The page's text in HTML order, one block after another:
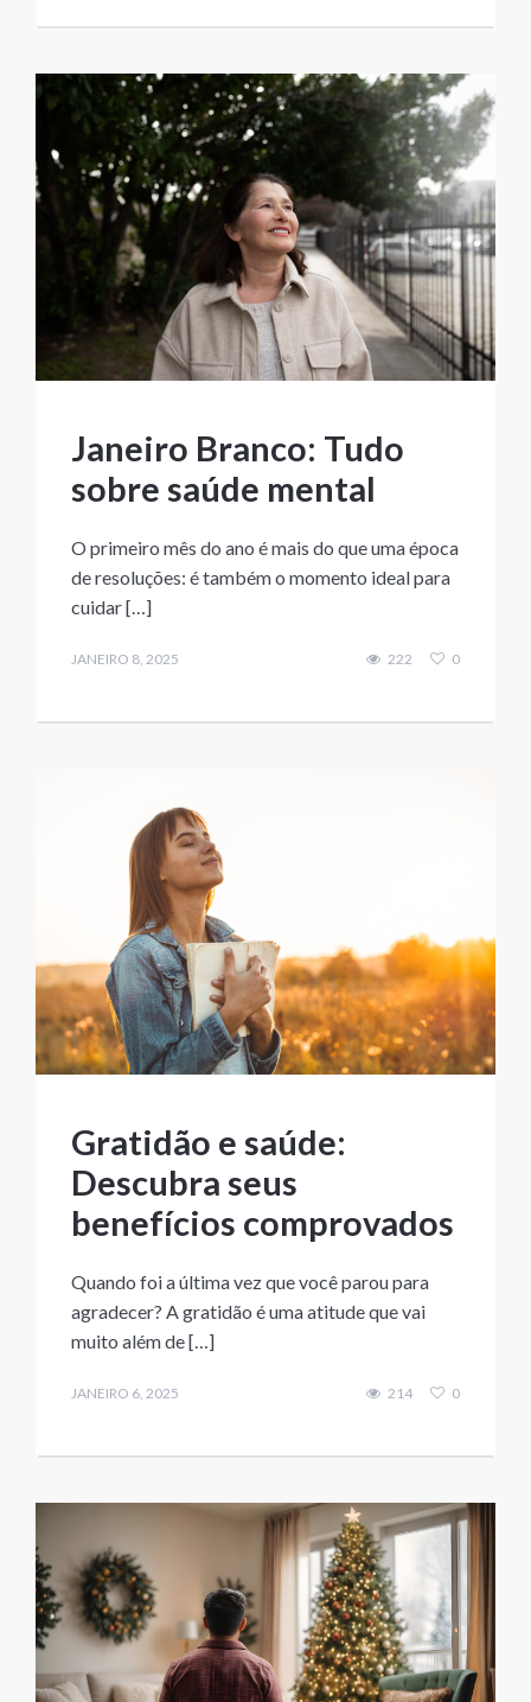
Janeiro Branco: Tudo
sobre saúde mental
O primeiro mês do ano é mais do que uma época
de resoluções: é também o momento ideal para
cuidar […]
JANEIRO 8, 2025 222 0
Gratidão e saúde:
Descubra seus
benefícios comprovados
Quando foi a última vez que você parou para
agradecer? A gratidão é uma atitude que vai
muito além de […]
JANEIRO 6, 2025 214 0